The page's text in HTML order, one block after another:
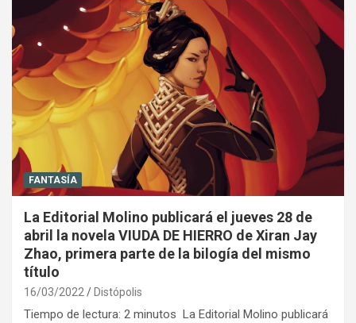
FANTASÍA
La Editorial Molino publicará el jueves 28 de
abril la novela VIUDA DE HIERRO de Xiran Jay
Zhao, primera parte de la bilogía del mismo
título
16/03/2022 Distópolis
Tiempo de lectura: 2 minutos La Editorial Molino publicará